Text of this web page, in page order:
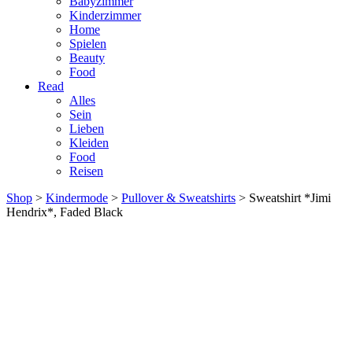
Kinderzimmer
Home
Spielen
Beauty
Food
Read
Alles
Sein
Lieben
Kleiden
Food
Reisen
Shop > Kindermode > Pullover & Sweatshirts > Sweatshirt *Jimi
Hendrix*, Faded Black